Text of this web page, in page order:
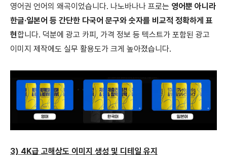
영어권 언어의 왜곡이었습니다. 나노바나나 프로는 영어뿐 아니라
한글·일본어 등 간단한 다국어 문구와 숫자를 비교적 정확하게 표
현합니다. 덕분에 광고 카피, 가격 정보 등 텍스트가 포함된 광고
이미지 제작에도 실무 활용도가 크게 높아졌습니다.
3) 4K급 고해상도 이미지 생성 및 디테일 유지